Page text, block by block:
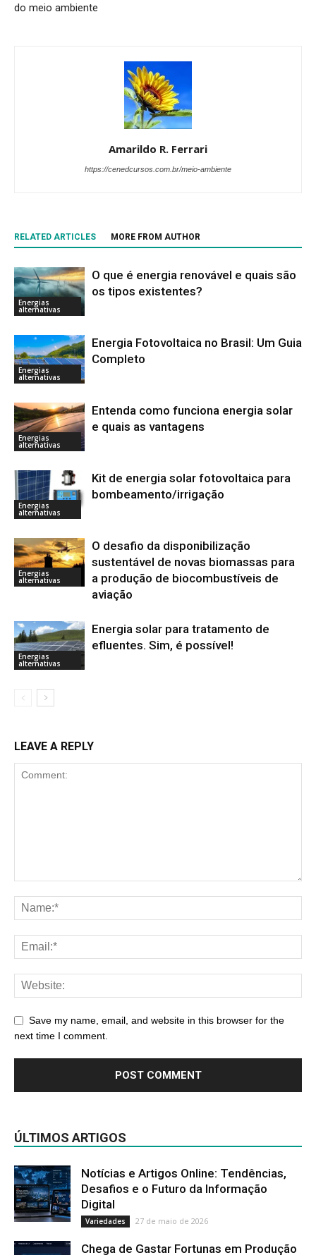
do meio ambiente
Amarildo R. Ferrari
https://cenedcursos.com.br/meio-ambiente
RELATED ARTICLES MORE FROM AUTHOR
Energias
alternativas
O que é energia renovável e quais são
os tipos existentes?
Energias
alternativas
Energia Fotovoltaica no Brasil: Um Guia
Completo
Energias
alternativas
Entenda como funciona energia solar
e quais as vantagens
Energias
alternativas
Kit de energia solar fotovoltaica para
bombeamento/irrigação
Energias
alternativas
O desafio da disponibilização
sustentável de novas biomassas para
a produção de biocombustíveis de
aviação
Energias
alternativas
Energia solar para tratamento de
efluentes. Sim, é possível!
LEAVE A REPLY
Save my name, email, and website in this browser for the
next time I comment.
ÚLTIMOS ARTIGOS
Notícias e Artigos Online: Tendências,
Desafios e o Futuro da Informação
Digital
Variedades 27 de maio de 2026
Chega de Gastar Fortunas em Produção